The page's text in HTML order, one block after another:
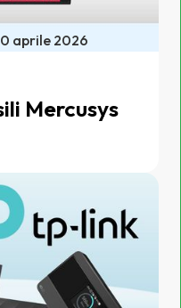
aprile 2026
Mercusys